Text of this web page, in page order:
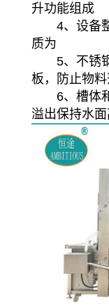
升功能组成
4、设备整
质为
5、不锈钢
板，防止物
6、槽体和
溢出保持水